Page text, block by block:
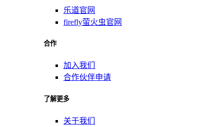
乐道官网
firefly萤火虫官网
合作
加入我们
合作伙伴申请
了解更多
关于我们